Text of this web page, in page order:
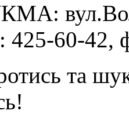
425-60-42,
та